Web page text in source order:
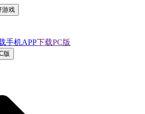
手机APP下载PC版
版